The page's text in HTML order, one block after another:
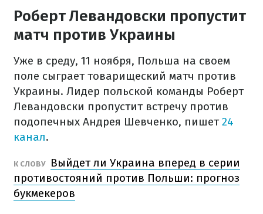
Роберт Левандовски пропустит
матч против Украины
Уже в среду, 11 ноября, Польша на своем
поле сыграет товарищеский матч против
Украины. Лидер польской команды Роберт
Левандовски пропустит встречу против
подопечных Андрея Шевченко, пишет24
канал.
К СЛОВУ
Выйдет ли Украина вперед в серии
противостояний против Польши: прогноз
букмекеров